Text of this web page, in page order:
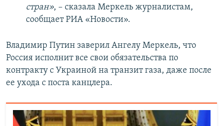
стран», – сказала Меркель журналистам,
сообщает РИА «Новости».
Владимир Путин заверил Ангелу Меркель, что
Россия исполнит все свои обязательства по
контракту с Украиной на транзит газа, даже после
ее ухода с поста канцлера.